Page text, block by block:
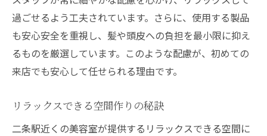
過ごせるよう工夫されています。さらに、使用する製品
も安心安全を重視し、髪や頭皮への負担を最小限に抑え
るものを厳選しています。このような配慮が、初めての
来店でも安心して任せられる理由です。
リラックスできる空間作りの秘訣
二条駅近くの美容室が提供するリラックスできる空間に